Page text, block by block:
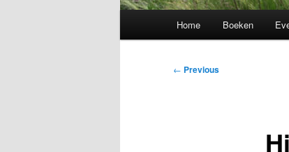
Home Boeken
Post
← Previous